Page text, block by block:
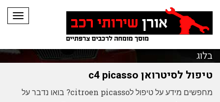
בלוג
טיפול לסיטרואן c4 picasso
מחפשים מידע על טיפול לcitroen picasso? בואו נדבר על